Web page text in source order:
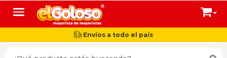
Toggle navigation
Envíos a todo el país